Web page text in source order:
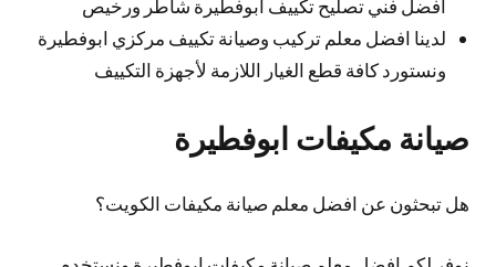
افضل فني تصليح تكييف ابوفطيرة شاطر ورخيص
لدينا افضل معلم تركيب وصيانة تكييف مركزي ابوفطيرة
ونستورد كافة قطع الغيار اللازمة لأجهزة التكييف
صيانة مكيفات ابوفطيرة
هل تبحثون عن افضل معلم صيانة مكيفات الكويت؟